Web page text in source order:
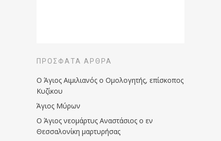
ΠΡΌΣΦΑΤΑ ΆΡΘΡΑ
Ο Άγιος Αιμιλιανός ο Ομολογητής, επίσκοπος
Κυζίκου
Άγιος Μύρων
Ο Άγιος νεομάρτυς Αναστάσιος ο εν
Θεσσαλονίκη μαρτυρήσας